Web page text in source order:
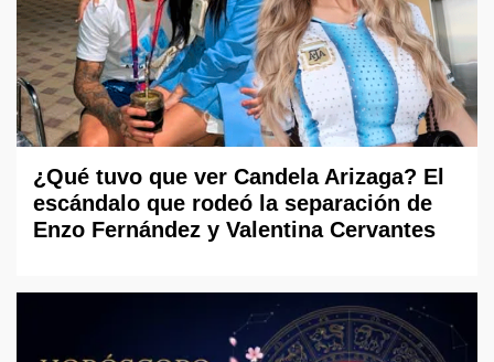
¿Qué tuvo que ver Candela Arizaga? El
escándalo que rodeó la separación de
Enzo Fernández y Valentina Cervantes